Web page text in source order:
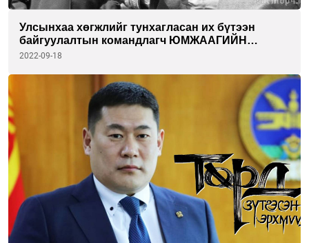
Улсынхаа хөгжлийг тунхагласан их бүтээн
байгуулалтын командлагч ЮМЖААГИЙН
ЦЭДЭНБАЛ
2022-09-18